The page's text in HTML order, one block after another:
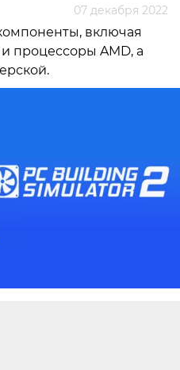
07 декабря 2022
включая
процессоры AMD, а